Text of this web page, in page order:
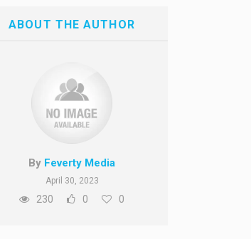
ABOUT THE AUTHOR
By Feverty Media
April 30, 2023
230 0 0